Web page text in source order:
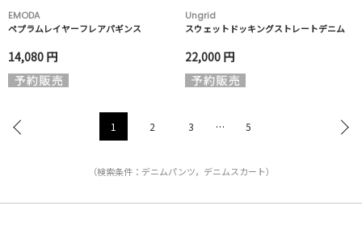
EMODA
ペプラムレイヤーフレアパギンス
14,080 円
Ungrid
スウェットドッキングストレートデニム
22,000 円
1 2 3 … 5
（検索条件：デニムパンツ，デニムスカート）